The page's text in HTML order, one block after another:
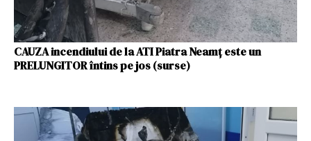
CAUZA incendiului de la ATI Piatra Neamț este un
PRELUNGITOR întins pe jos (surse)